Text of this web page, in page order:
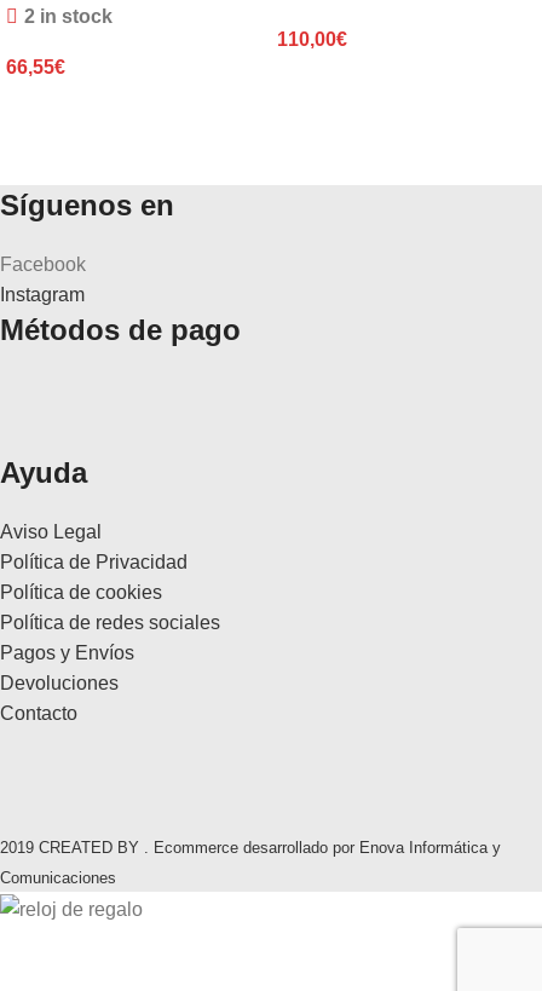
2 in stock
66,55€
110,00€
Síguenos en
Facebook
Instagram
Métodos de pago
Ayuda
Aviso Legal
Política de Privacidad
Política de cookies
Política de redes sociales
Pagos y Envíos
Devoluciones
Contacto
2019 CREATED BY . Ecommerce desarrollado por Enova Informática y
Comunicaciones